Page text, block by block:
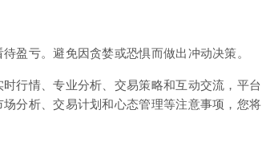
盈亏。避免因贪婪或恐惧而做出冲动决策。
行情、专业分析、交易策略和互动交流，平台
分析、交易计划和心态管理等注意事项，您将